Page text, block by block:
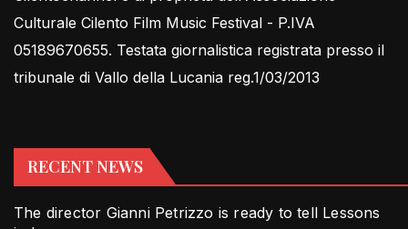
Culturale Cilento Film Music Festival - P.IVA
05189670655. Testata giornalistica registrata presso il
tribunale di Vallo della Lucania reg.1/03/2013
RECENT NEWS
The director Gianni Petrizzo is ready to tell Lessons